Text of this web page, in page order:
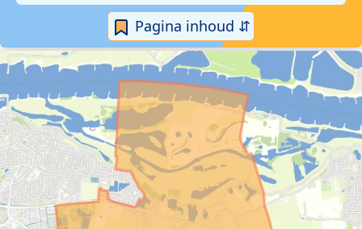
Pagina inhoud ⇵